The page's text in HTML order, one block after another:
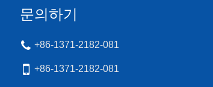
문의하기
+86-1371-2182-081
+86-1371-2182-081